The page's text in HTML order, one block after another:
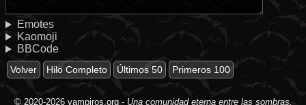
Emotes
Kaomoji
BBCode
Volver Hilo Completo Últimos 50 Primeros 100
© 2020-2026 vampiros.org- Una comunidad eterna entre las sombras.